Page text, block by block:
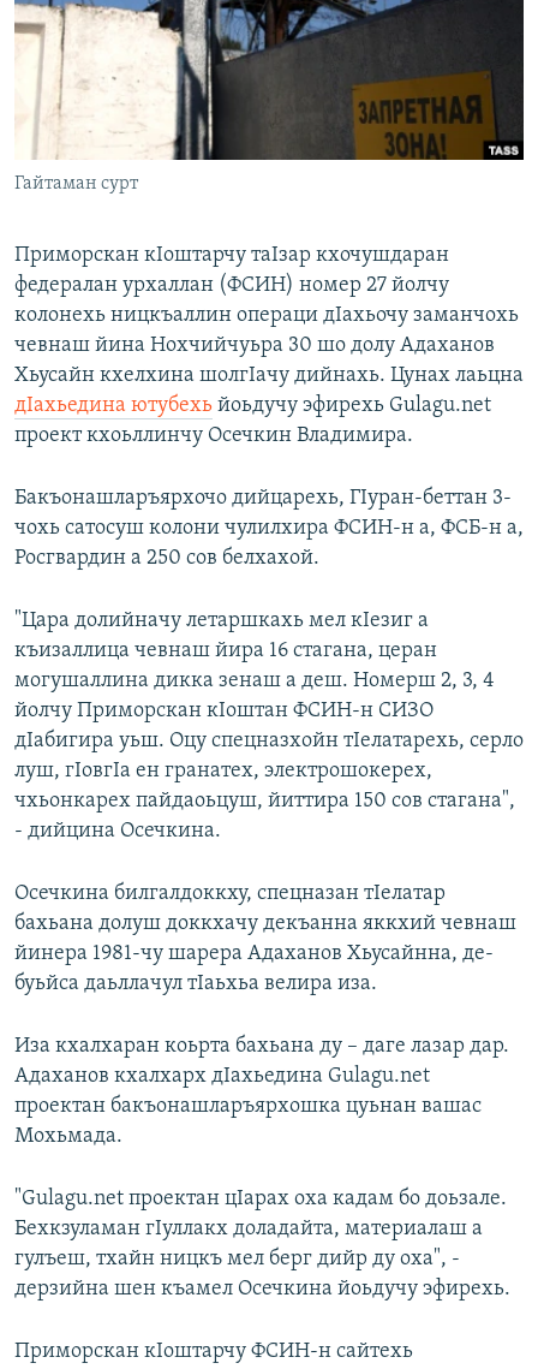
Гайтаман сурт
Приморскан кIоштарчу таIзар кхочушдаран
федералан урхаллан (ФСИН) номер 27 йолчу
колонехь ницкъаллин операци дIахьочу заманчохь
чевнаш йина Нохчийчуьра 30 шо долу Адаханов
Хьусайн кхелхина шолгIачу дийнахь. Цунах лаьцна
дIахьедина ютубехь йоьдучу эфирехь Gulagu.net
проект кхоьллинчу Осечкин Владимира.
Бакъонашларъярхочо дийцарехь, ГIуран-беттан 3-
чохь сатосуш колони чулилхира ФСИН-н а, ФСБ-н а,
Росгвардин а 250 сов белхахой.
"Цара долийначу летаршкахь мел кIезиг а
къизаллица чевнаш йира 16 стагана, церан
могушаллина дикка зенаш а деш. Номерш 2, 3, 4
йолчу Приморскан кIоштан ФСИН-н СИЗО
дIабигира уьш. Оцу спецназхойн тIелатарехь, серло
луш, гIовгIа ен гранатех, электрошокерех,
чхьонкарех пайдаоьцуш, йиттира 150 сов стагана",
- дийцина Осечкина.
Осечкина билгалдоккху, спецназан тIелатар
бахьана долуш доккхачу декъанна яккхий чевнаш
йинера 1981-чу шарера Адаханов Хьусайнна, де-
буьйса даьллачул тIаьхьа велира иза.
Иза кхалхаран коьрта бахьана ду – даге лазар дар.
Адаханов кхалхарх дIахьедина Gulagu.net
проектан бакъонашларъярхошка цуьнан вашас
Мохьмада.
"Gulagu.net проектан цIарах оха кадам бо доьзале.
Бехкзуламан гIуллакх доладайта, материалаш а
гулъеш, тхайн ницкъ мел берг дийр ду оха", -
дерзийна шен къамел Осечкина йоьдучу эфирехь.
Приморскан кIоштарчу ФСИН-н сайтехь